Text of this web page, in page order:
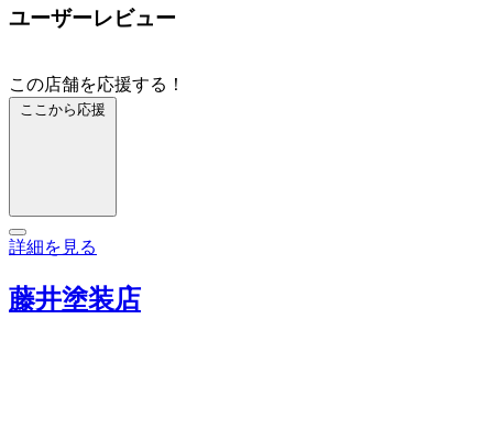
ユーザーレビュー
この店舗を応援する！
ここから応援
詳細を見る
藤井塗装店